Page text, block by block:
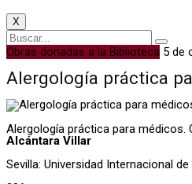
X
Obras donadas a la Biblioteca 5 de
Alergología práctica
Alergología práctica para médicos.
Alcántara Villar
Sevilla: Universidad Internacional